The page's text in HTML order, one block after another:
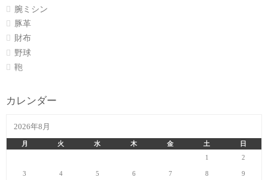
腕ミシン
豚革
財布
野球
鞄
カレンダー
2026年8月
月 火 水 木 金 土
日
1
2
3 4 5 6 7 8 9